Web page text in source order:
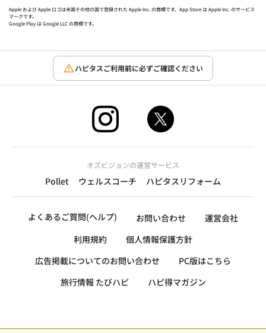
Apple および Apple ロゴは米国その他の国で登録された Apple Inc. の商標です。App Store は Apple Inc. のサービス
マークです。
Google Play は Google LLC の商標です。
ハピタスご利用前に必ずご確認ください
オズビジョンの運営サービス
Pollet ウェルスコーチ ハピタスリフォーム
よくあるご質問(ヘルプ) お問い合わせ
運営会社
利用規約
個人情報保護方針
広告掲載についてのお問い合わせ
PC版はこちら
旅行情報 たびハピ
ハピ得マガジン